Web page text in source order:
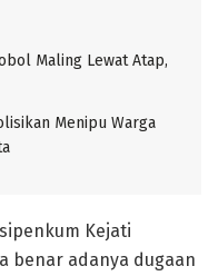
Maling Lewat Atap,
Menipu Warga
Kejati
benar adanya dugaan